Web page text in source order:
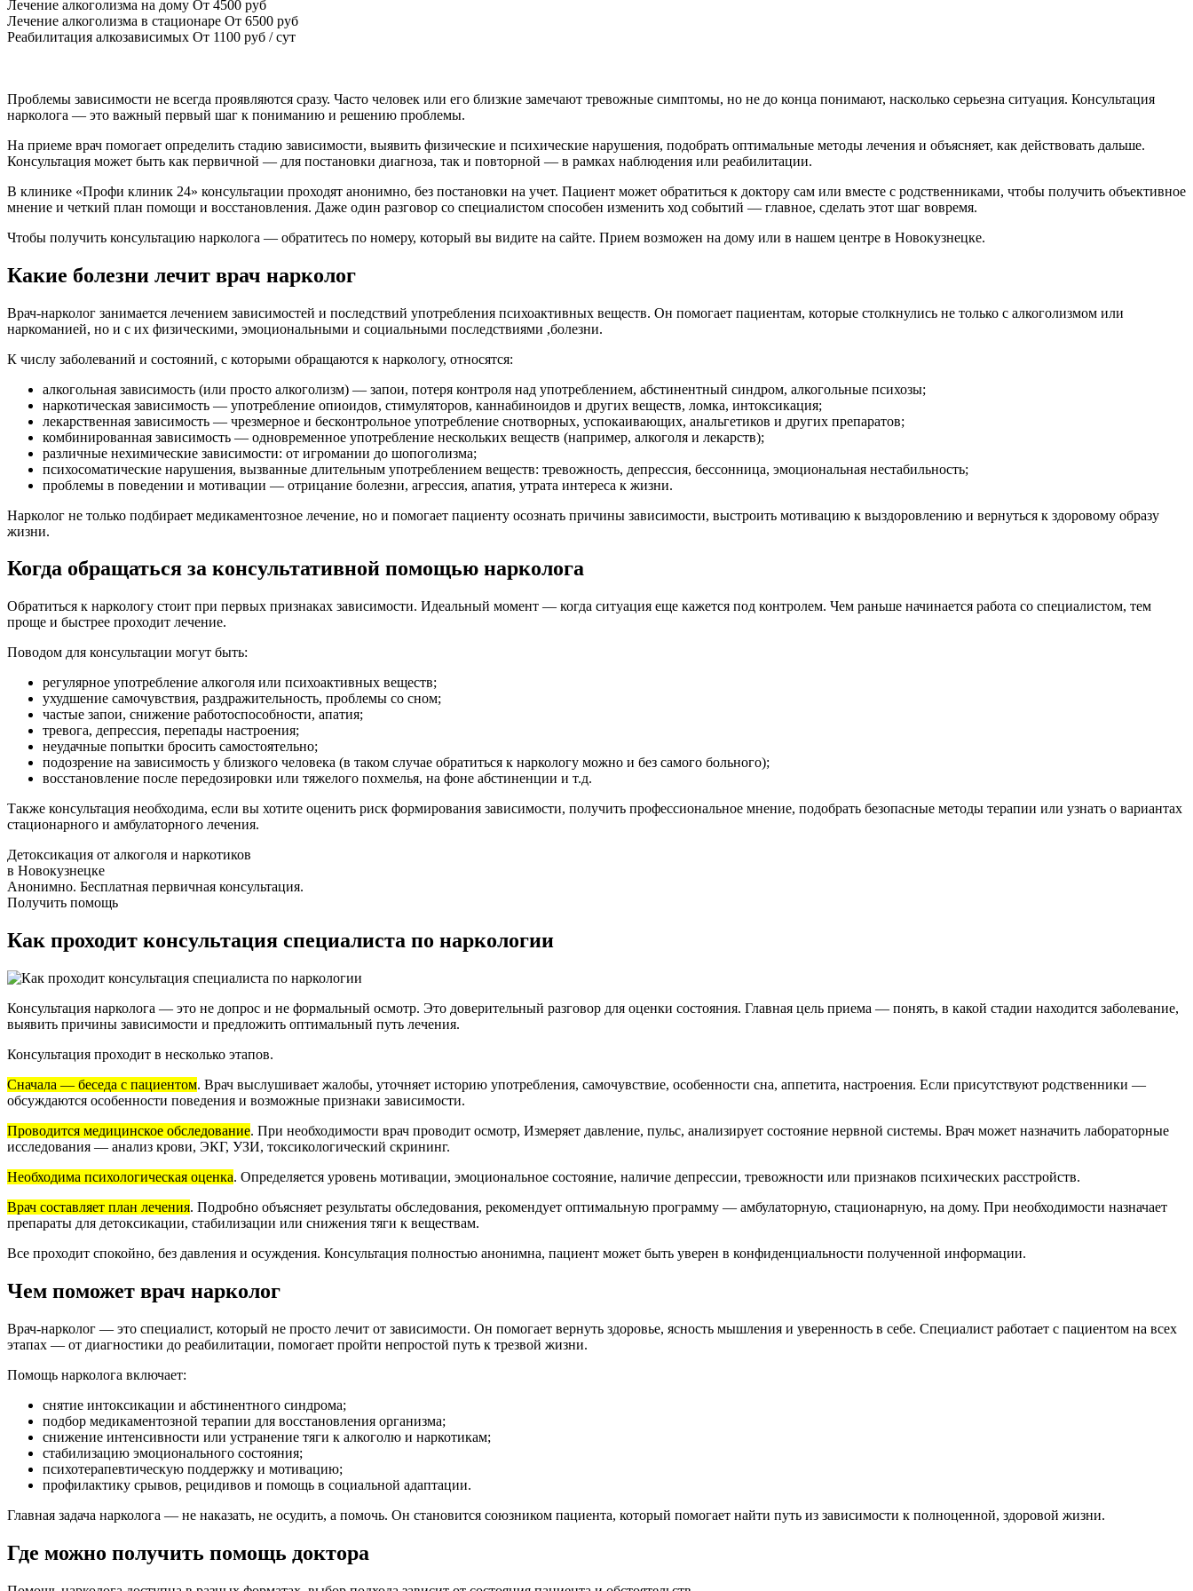
Лечение алкоголизма на дому От 4500 руб
Лечение алкоголизма в стационаре От 6500 руб
Реабилитация алкозависимых От 1100 руб / сут
Проблемы зависимости не всегда проявляются сразу. Часто человек или его близкие замечают тревожные симптомы, но не до конца понимают, насколько серьезна ситуация. Консультация
нарколога — это важный первый шаг к пониманию и решению проблемы.
На приеме врач помогает определить стадию зависимости, выявить физические и психические нарушения, подобрать оптимальные методы лечения и объясняет, как действовать дальше.
Консультация может быть как первичной — для постановки диагноза, так и повторной — в рамках наблюдения или реабилитации.
В клинике «Профи клиник 24» консультации проходят анонимно, без постановки на учет. Пациент может обратиться к доктору сам или вместе с родственниками, чтобы получить объективное
мнение и четкий план помощи и восстановления. Даже один разговор со специалистом способен изменить ход событий — главное, сделать этот шаг вовремя.
Чтобы получить консультацию нарколога — обратитесь по номеру, который вы видите на сайте. Прием возможен на дому или в нашем центре в Новокузнецке.
Какие болезни лечит врач нарколог
Врач-нарколог занимается лечением зависимостей и последствий употребления психоактивных веществ. Он помогает пациентам, которые столкнулись не только с алкоголизмом или
наркоманией, но и с их физическими, эмоциональными и социальными последствиями ,болезни.
К числу заболеваний и состояний, с которыми обращаются к наркологу, относятся:
алкогольная зависимость (или просто алкоголизм) — запои, потеря контроля над употреблением, абстинентный синдром, алкогольные психозы;
наркотическая зависимость — употребление опиоидов, стимуляторов, каннабиноидов и других веществ, ломка, интоксикация;
лекарственная зависимость — чрезмерное и бесконтрольное употребление снотворных, успокаивающих, анальгетиков и других препаратов;
комбинированная зависимость — одновременное употребление нескольких веществ (например, алкоголя и лекарств);
различные нехимические зависимости: от игромании до шопоголизма;
психосоматические нарушения, вызванные длительным употреблением веществ: тревожность, депрессия, бессонница, эмоциональная нестабильность;
проблемы в поведении и мотивации — отрицание болезни, агрессия, апатия, утрата интереса к жизни.
Нарколог не только подбирает медикаментозное лечение, но и помогает пациенту осознать причины зависимости, выстроить мотивацию к выздоровлению и вернуться к здоровому образу
жизни.
Когда обращаться за консультативной помощью нарколога
Обратиться к наркологу стоит при первых признаках зависимости. Идеальный момент — когда ситуация еще кажется под контролем. Чем раньше начинается работа со специалистом, тем
проще и быстрее проходит лечение.
Поводом для консультации могут быть:
регулярное употребление алкоголя или психоактивных веществ;
ухудшение самочувствия, раздражительность, проблемы со сном;
частые запои, снижение работоспособности, апатия;
тревога, депрессия, перепады настроения;
неудачные попытки бросить самостоятельно;
подозрение на зависимость у близкого человека (в таком случае обратиться к наркологу можно и без самого больного);
восстановление после передозировки или тяжелого похмелья, на фоне абстиненции и т.д.
Также консультация необходима, если вы хотите оценить риск формирования зависимости, получить профессиональное мнение, подобрать безопасные методы терапии или узнать о вариантах
стационарного и амбулаторного лечения.
Детоксикация от алкоголя и наркотиков
в Новокузнецке
Анонимно. Бесплатная первичная консультация.
Получить помощь
Как проходит консультация специалиста по наркологии
Консультация нарколога — это не допрос и не формальный осмотр. Это доверительный разговор для оценки состояния. Главная цель приема — понять, в какой стадии находится заболевание,
выявить причины зависимости и предложить оптимальный путь лечения.
Консультация проходит в несколько этапов.
Сначала — беседа с пациентом. Врач выслушивает жалобы, уточняет историю употребления, самочувствие, особенности сна, аппетита, настроения. Если присутствуют родственники —
обсуждаются особенности поведения и возможные признаки зависимости.
Проводится медицинское обследование. При необходимости врач проводит осмотр, Измеряет давление, пульс, анализирует состояние нервной системы. Врач может назначить лабораторные
исследования — анализ крови, ЭКГ, УЗИ, токсикологический скрининг.
Необходима психологическая оценка. Определяется уровень мотивации, эмоциональное состояние, наличие депрессии, тревожности или признаков психических расстройств.
Врач составляет план лечения. Подробно объясняет результаты обследования, рекомендует оптимальную программу — амбулаторную, стационарную, на дому. При необходимости назначает
препараты для детоксикации, стабилизации или снижения тяги к веществам.
Все проходит спокойно, без давления и осуждения. Консультация полностью анонимна, пациент может быть уверен в конфиденциальности полученной информации.
Чем поможет врач нарколог
Врач-нарколог — это специалист, который не просто лечит от зависимости. Он помогает вернуть здоровье, ясность мышления и уверенность в себе. Специалист работает с пациентом на всех
этапах — от диагностики до реабилитации, помогает пройти непростой путь к трезвой жизни.
Помощь нарколога включает:
снятие интоксикации и абстинентного синдрома;
подбор медикаментозной терапии для восстановления организма;
снижение интенсивности или устранение тяги к алкоголю и наркотикам;
стабилизацию эмоционального состояния;
психотерапевтическую поддержку и мотивацию;
профилактику срывов, рецидивов и помощь в социальной адаптации.
Главная задача нарколога — не наказать, не осудить, а помочь. Он становится союзником пациента, который помогает найти путь из зависимости к полноценной, здоровой жизни.
Где можно получить помощь доктора